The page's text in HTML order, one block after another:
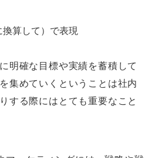
算して）で表現
明確な目標や実績を蓄積して
集めていくということは社内
する際にはとても重要なこと